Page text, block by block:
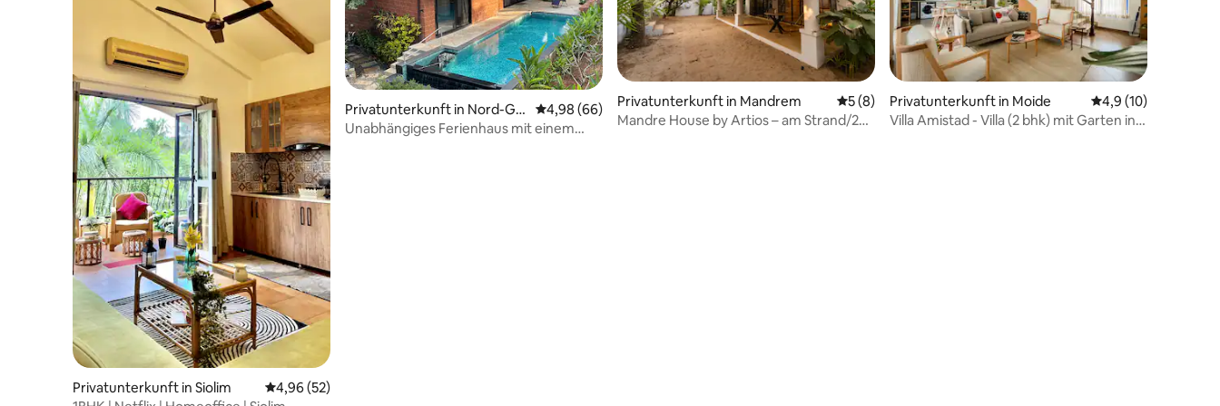
Privatunterkunft in Siolim Durchschnittliche Bewertung: 4,96 von 5, 52 Bewertungen
4,96 (52)
Privatunterkunft in Nord-Go
a
Durchschnittliche Bewertung: 4,98 von 5, 66 Bewertungen
4,98 (66)
Unabhängiges Ferienhaus mit einem
Privatunterkunft in Mandrem Durchschnittliche Bewertung: 5 von 5, 8 Bewertungen
5 (8)
Mandre House by Artios – am Strand/2
Privatunterkunft in Moide Durchschnittliche
4,9 (10)
Villa Amistad - Villa (2 bhk) mit Garten in